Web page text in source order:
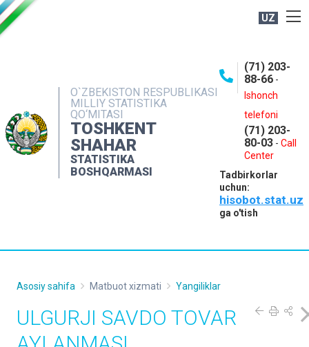
UZ
O`ZBEKISTON RESPUBLIKASI
MILLIY STATISTIKA
QO‘MITASI
TOSHKENT
SHAHAR
STATISTIKA
BOSHQARMASI
(71) 203-
88-66 -
Ishonch
telefoni
(71) 203-
80-03 - Call
Center
Tadbirkorlar
uchun:
hisobot.stat.uz
ga o'tish
NASHRLAR
INTERAKTIV XIZMATLAR
MATBUOT XIZMATI
MUROJAATLAR
Asosiy sahifa Matbuot xizmati Yangiliklar
ULGURJI SAVDO TOVAR